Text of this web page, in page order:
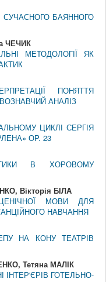
СУЧАСНОГО БАЯННОГО
ЧЕЧИК
МЕТОДОЛОГІЇ ЯК
ПОНЯТТЯ
АНАЛІЗ
ЦИКЛІ СЕРГІЯ
ОP. 23
В ХОРОВОМУ
Вікторія БІЛА
МОВИ ДЛЯ
НАВЧАННЯ
НА КОНУ ТЕАТРІВ
Тетяна МАЛІК
ІНТЕР'ЄРІВ ГОТЕЛЬНО-